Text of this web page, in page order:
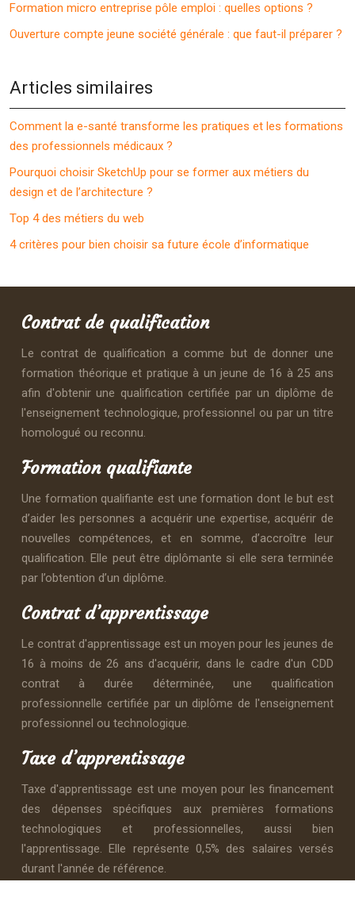
Formation micro entreprise pôle emploi : quelles options ?
Ouverture compte jeune société générale : que faut-il préparer ?
Articles similaires
Comment la e-santé transforme les pratiques et les formations
des professionnels médicaux ?
Pourquoi choisir SketchUp pour se former aux métiers du
design et de l’architecture ?
Top 4 des métiers du web
4 critères pour bien choisir sa future école d’informatique
Contrat de qualification
Le contrat de qualification a comme but de donner une
formation théorique et pratique à un jeune de 16 à 25 ans
afin d'obtenir une qualification certifiée par un diplôme de
l'enseignement technologique, professionnel ou par un titre
homologué ou reconnu.
Formation qualifiante
Une formation qualifiante est une formation dont le but est
d’aider les personnes a acquérir une expertise, acquérir de
nouvelles compétences, et en somme, d’accroître leur
qualification. Elle peut être diplômante si elle sera terminée
par l’obtention d’un diplôme.
Contrat d’apprentissage
Le contrat d'apprentissage est un moyen pour les jeunes de
16 à moins de 26 ans d'acquérir, dans le cadre d'un CDD
contrat à durée déterminée, une qualification
professionnelle certifiée par un diplôme de l'enseignement
professionnel ou technologique.
Taxe d’apprentissage
Taxe d'apprentissage est une moyen pour les financement
des dépenses spécifiques aux premières formations
technologiques et professionnelles, aussi bien
l'apprentissage. Elle représente 0,5% des salaires versés
durant l'année de référence.